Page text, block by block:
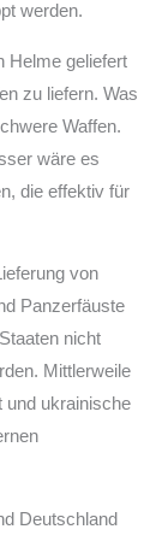
werden.
Helme geliefert
zu liefern. Was
Waffen.
wäre es
die effektiv für
von
Panzerfäuste
nicht
Mittlerweile
und ukrainische
Deutschland